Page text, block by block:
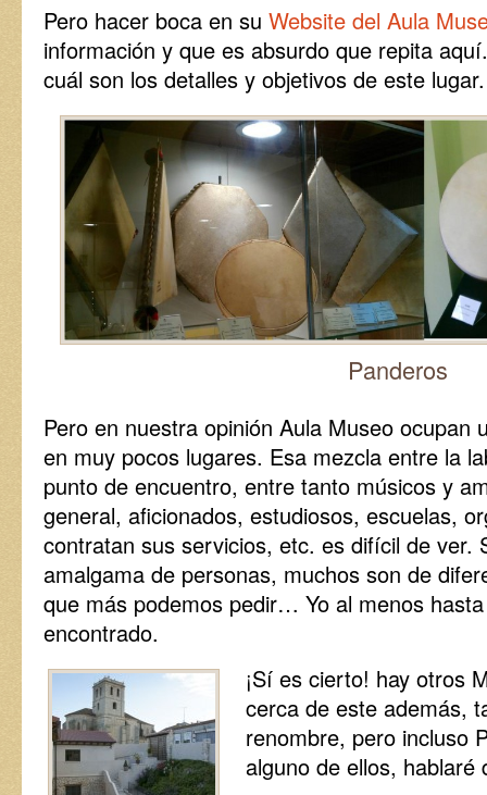
Pero hacer boca en su Website del Aula
información y que es absurdo que repita
cuál son los detalles y objetivos de este lugar.
Panderos
Pero en nuestra opinión Aula Museo ocupan
en muy pocos lugares. Esa mezcla entre la
punto de encuentro, entre tanto músicos y
general, aficionados, estudiosos, escuelas,
contratan sus servicios, etc. es difícil de ver.
amalgama de personas, muchos son de
que más podemos pedir… Yo al menos
encontrado.
¡Sí es cierto! hay otros
cerca de este además,
renombre, pero incluso
alguno de ellos,